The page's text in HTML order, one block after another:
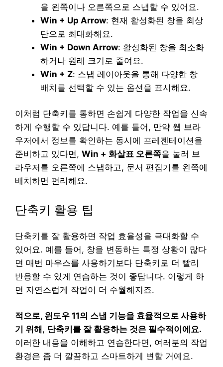
을 왼쪽이나 오른쪽으로 스냅할 수 있어요.
Win + Up Arrow: 현재 활성화된 창을 최상
단으로 최대화해요.
Win + Down Arrow: 활성화된 창을 최소화
하거나 원래 크기로 줄여요.
Win + Z: 스냅 레이아웃을 통해 다양한 창
배치를 선택할 수 있는 옵션을 표시해요.
이처럼 단축키를 통하면 손쉽게 다양한 작업을 신속
하게 수행할 수 있답니다. 예를 들어, 만약 웹 브라
우저에서 정보를 확인하는 동시에 프레젠테이션을
준비하고 있다면, Win + 화살표 오른쪽을 눌러 브
라우저를 오른쪽에 스냅하고, 문서 편집기를 왼쪽에
배치하면 편리해요.
단축키 활용 팁
단축키를 잘 활용하면 작업 효율성을 극대화할 수
있어요. 예를 들어, 창을 변동하는 특정 상황이 많다
면 매번 마우스를 사용하기보다 단축키로 더 빨리
반응할 수 있게 연습하는 것이 좋답니다. 이렇게 하
면 자연스럽게 작업이 더 수월해지죠.
적으로, 윈도우 11의 스냅 기능을 효율적으로 사용하
기 위해 , 단축키를 잘 활용하는 것은 필수적이에요.
이러한 내용을 이해하고 연습한다면, 여러분의 작업
환경은 좀 더 깔끔하고 스마트하게 변할 거예요.